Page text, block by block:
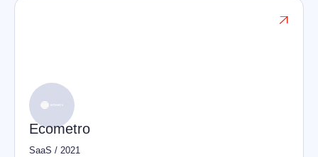

Ecometro
SaaS / 2021